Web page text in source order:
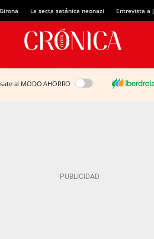
La secta satánica neonazi Entrevista a
al MODO AHORRO